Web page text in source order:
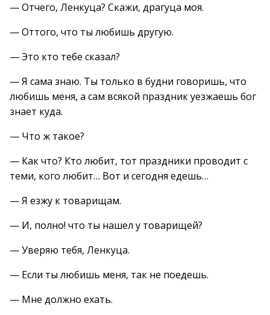
— Отчего, Ленкуца? Скажи, драгуца моя.
— Оттого, что ты любишь другую.
— Это кто тебе сказал?
— Я сама знаю. Ты только в будни говоришь, что
любишь меня, а сам всякой праздник уезжаешь бог
знает куда.
— Что ж такое?
— Как что? Кто любит, тот праздники проводит с
теми, кого любит… Вот и сегодня едешь…
— Я езжу к товарищам.
— И, полно! что ты нашел у товарищей?
— Уверяю тебя, Ленкуца.
— Если ты любишь меня, так не поедешь.
— Мне должно ехать.